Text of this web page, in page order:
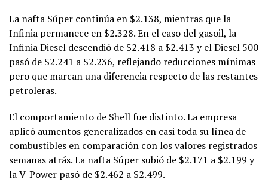
La nafta Súper continúa en $2.138, mientras que la
Infinia permanece en $2.328. En el caso del gasoil, la
Infinia Diesel descendió de $2.418 a $2.413 y el Diesel 500
pasó de $2.241 a $2.236, reflejando reducciones mínimas
pero que marcan una diferencia respecto de las restantes
petroleras.
El comportamiento de Shell fue distinto. La empresa
aplicó aumentos generalizados en casi toda su línea de
combustibles en comparación con los valores registrados
semanas atrás. La nafta Súper subió de $2.171 a $2.199 y
la V-Power pasó de $2.462 a $2.499.